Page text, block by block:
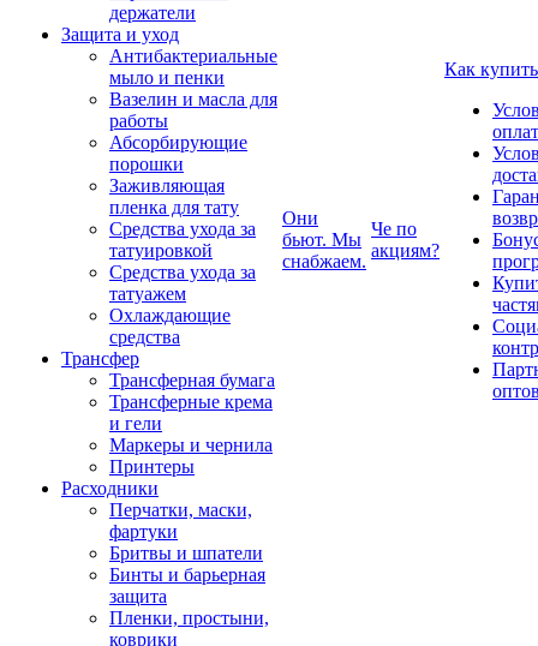
держатели
Защита и уход
Антибактериальные
мыло и пенки
Вазелин и масла для
работы
Абсорбирующие
порошки
Заживляющая
пленка для тату
Средства ухода за
татуировкой
Средства ухода за
татуажем
Охлаждающие
средства
Трансфер
Трансферная бумага
Трансферные крема
и гели
Маркеры и чернила
Принтеры
Расходники
Перчатки, маски,
фартуки
Бритвы и шпатели
Бинты и барьерная
защита
Пленки, простыни,
коврики
Они
бьют. Мы
снабжаем.
Че по
акциям?
Как купить